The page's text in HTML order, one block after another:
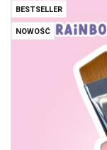
BESTSELLER
NOWOŚĆ